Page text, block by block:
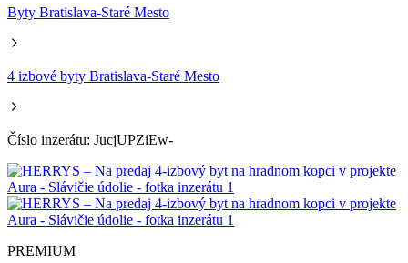
Byty Bratislava-Staré Mesto
4 izbové byty Bratislava-Staré Mesto
Číslo inzerátu: JucjUPZiEw-
PREMIUM